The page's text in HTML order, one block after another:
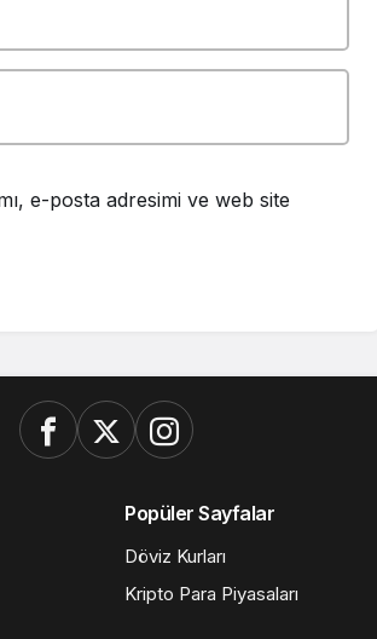
e-posta adresimi ve web site
Popüler Sayfalar
Döviz Kurları
Kripto Para Piyasaları